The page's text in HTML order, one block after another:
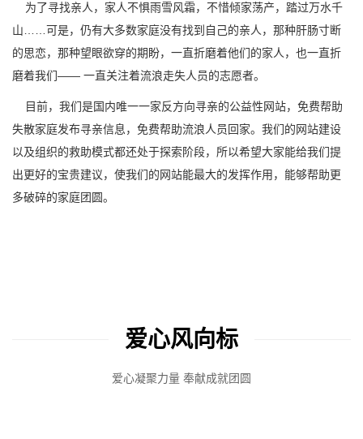
为了寻找亲人，家人不惧雨雪风霜，不惜倾家荡产，踏过万水千
山……可是，仍有大多数家庭没有找到自己的亲人，那种肝肠寸断
的思恋，那种望眼欲穿的期盼，一直折磨着他们的家人，也一直折
磨着我们—— 一直关注着流浪走失人员的志愿者。
目前，我们是国内唯一一家反方向寻亲的公益性网站，免费帮助
失散家庭发布寻亲信息，免费帮助流浪人员回家。我们的网站建设
以及组织的救助模式都还处于探索阶段，所以希望大家能给我们提
出更好的宝贵建议，使我们的网站能最大的发挥作用，能够帮助更
多破碎的家庭团圆。
爱心风向标
爱心凝聚力量 奉献成就团圆